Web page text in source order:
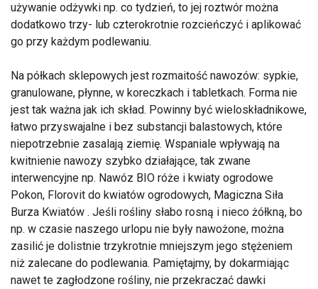
używanie odżywki np. co tydzień, to jej roztwór można
dodatkowo trzy- lub czterokrotnie rozcieńczyć i aplikować
go przy każdym podlewaniu.
Na półkach sklepowych jest rozmaitość nawozów: sypkie,
granulowane, płynne, w koreczkach i tabletkach. Forma nie
jest tak ważna jak ich skład. Powinny być wieloskładnikowe,
łatwo przyswajalne i bez substancji balastowych, które
niepotrzebnie zasalają ziemię. Wspaniale wpływają na
kwitnienie nawozy szybko działające, tak zwane
interwencyjne np. Nawóz BIO róże i kwiaty ogrodowe
Pokon, Florovit do kwiatów ogrodowych, Magiczna Siła
Burza Kwiatów . Jeśli rośliny słabo rosną i nieco żółkną, bo
np. w czasie naszego urlopu nie były nawożone, można
zasilić je dolistnie trzykrotnie mniejszym jego stężeniem
niż zalecane do podlewania. Pamiętajmy, by dokarmiając
nawet te zagłodzone rośliny, nie przekraczać dawki